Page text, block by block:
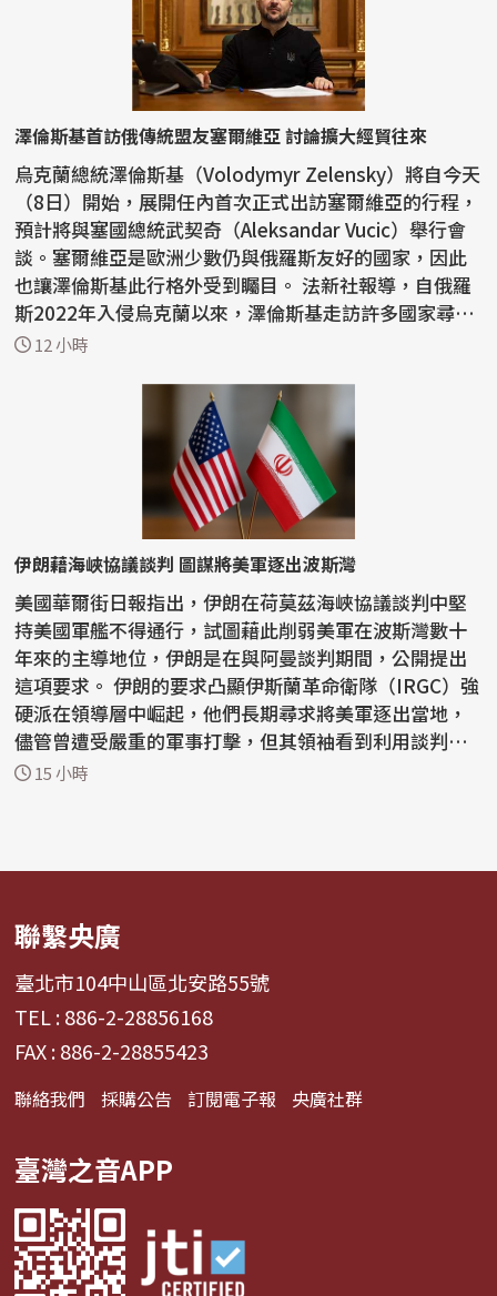
澤倫斯基首訪俄傳統盟友塞爾維亞 討論擴大經貿往來
烏克蘭總統澤倫斯基（Volodymyr Zelensky）將自今天
（8日）開始，展開任內首次正式出訪塞爾維亞的行程，
預計將與塞國總統武契奇（Aleksandar Vucic）舉行會
談。塞爾維亞是歐洲少數仍與俄羅斯友好的國家，因此
也讓澤倫斯基此行格外受到矚目。 法新社報導，自俄羅
斯2022年入侵烏克蘭以來，澤倫斯基走訪許多國家尋求
支持...
12 小時
伊朗藉海峽協議談判 圖謀將美軍逐出波斯灣
美國華爾街日報指出，伊朗在荷莫茲海峽協議談判中堅
持美國軍艦不得通行，試圖藉此削弱美軍在波斯灣數十
年來的主導地位，伊朗是在與阿曼談判期間，公開提出
這項要求。 伊朗的要求凸顯伊斯蘭革命衛隊（IRGC）強
硬派在領導層中崛起，他們長期尋求將美軍逐出當地，
儘管曾遭受嚴重的軍事打擊，但其領袖看到利用談判動
搖...15 小時
聯繫央廣
臺北市104中山區北安路55號
TEL : 886-2-28856168
FAX : 886-2-28855423
聯絡我們 採購公告 訂閱電子報 央廣社群
臺灣之音APP